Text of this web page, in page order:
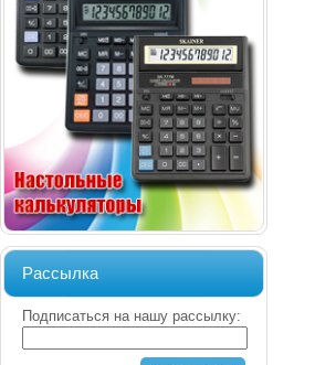
Рассылка
Подписаться на нашу рассылку: